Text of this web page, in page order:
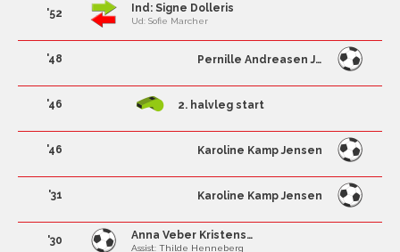
'52 Ind: Signe Dolleris
Ud: Sofie Marcher
'48 Pernille Andreasen Juelsgård
'46 2. halvleg start
'46 Karoline Kamp Jensen
'31 Karoline Kamp Jensen
'30 Anna Veber Kristensen
Assist: Thilde Henneberg